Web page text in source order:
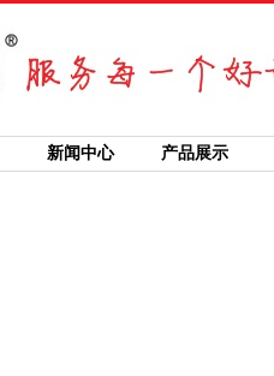
新闻中心 产品展示